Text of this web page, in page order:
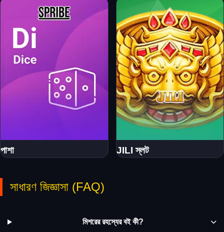
পাশা JILI স্লট
সাধারণ জিজ্ঞাসা (FAQ)
মিশরের রহস্যের বই কী?